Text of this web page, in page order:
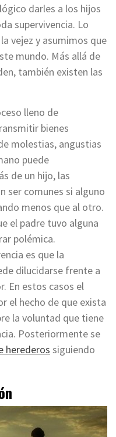
darles a los hijos
supervivencia. Lo
vejez y asumimos que
mundo. Más allá de
también existen las
lleno de
bienes
molestias, angustias
puede
de un hijo, las
ser comunes si alguno
menos que al otro.
el padre tuvo alguna
polémica.
es que la
dilucidarse frente a
En estos casos el
el hecho de que exista
la voluntad que tiene
Posteriormente se
herederos siguiendo